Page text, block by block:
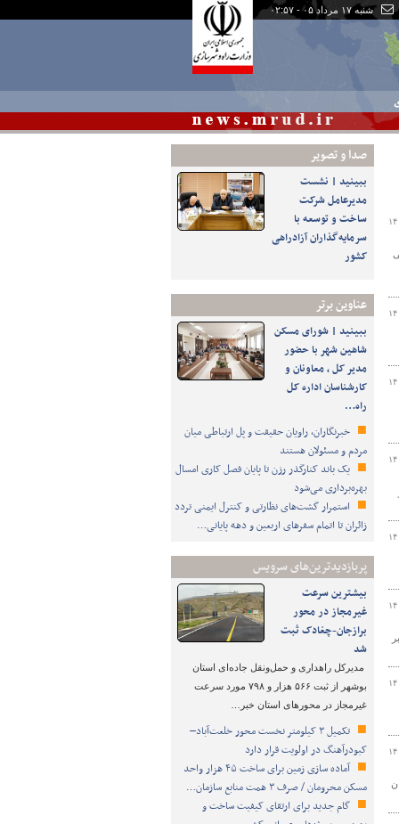
شنبه ۱۷ مرداد ۰۵ - ۰۲:۵۷
صدا و تصوير
ببینید | نشست
مدیرعامل شرکت
ساخت و توسعه با
سرمایه‌گذاران آزادراهی
کشور
عناوین برتر
ببینید | شورای مسکن
شاهین شهر با حضور
مدیر کل ، معاونان و
کارشناسان اداره کل
راه…
خبرنگاران، راویان حقیقت و پل ارتباطی میان
مردم و مسئولان هستند
یک باند کنارگذر رزن تا پایان فصل کاری امسال
بهره‌برداری می‌شود
استمرار گشت‌های نظارتی و کنترل ایمنی تردد
زائران تا اتمام سفرهای اربعین و دهه پایانی…
پربازدیدترین‌های سرویس
بیشترین سرعت
غیرمجاز در محور
برازجان-چغادک ثبت
شد
مدیرکل راهداری و حمل‌ونقل جاده‌ای استان
بوشهر از ثبت ۵۶۶ هزار و ۷۹۸ مورد سرعت
غیرمجاز در محورهای استان خبر…
تکمیل ۳ کیلومتر نخست محور خلعت‌آباد–
کبودرآهنگ در اولویت قرار دارد
آماده سازی زمین برای ساخت ۴۵ هزار واحد
مسکن محرومان / صرف ۳ همت منابع سازمان…
گام جدید برای ارتقای کیفیت ساخت و